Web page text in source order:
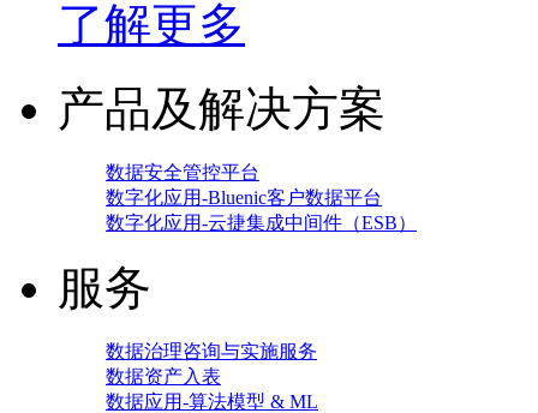
了解更多
产品及解决方案
数据安全管控平台
数字化应用-Bluenic客户数据平台
数字化应用-云捷集成中间件（ESB）
服务
数据治理咨询与实施服务
数据资产入表
数据应用-算法模型 & ML